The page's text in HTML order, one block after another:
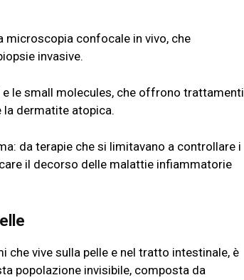
microscopia confocale in vivo, che
invasive.
le small molecules, che offrono trattamenti
la dermatite atopica.
da terapie che si limitavano a controllare i
il decorso delle malattie infiammatorie
vive sulla pelle e nel tratto intestinale, è
popolazione invisibile, composta da